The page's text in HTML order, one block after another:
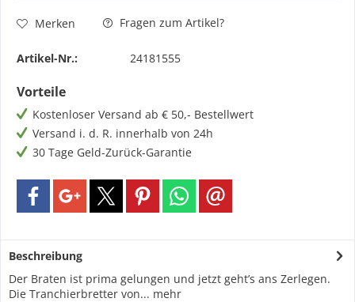
Merken Fragen zum Artikel?
Artikel-Nr.: 24181555
Vorteile
Kostenloser Versand ab € 50,- Bestellwert
Versand i. d. R. innerhalb von 24h
30 Tage Geld-Zurück-Garantie
Beschreibung
Der Braten ist prima gelungen und jetzt geht’s ans Zerlegen.
Die Tranchierbretter von... mehr